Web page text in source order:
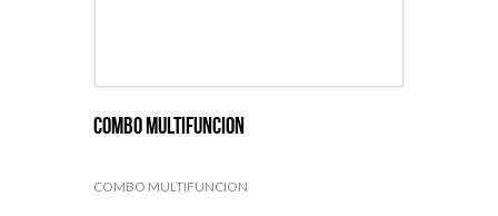
COMBO MULTIFUNCION
COMBO MULTIFUNCION